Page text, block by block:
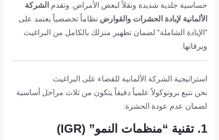
حساسية جلدية شديدة ونقلاً لبعض الأمراض. وتقدم الشركة
الألمانية لإبادة الحشرات والقوارض نظاماً تخصصياً يعتمد على
“الإبادة الشاملة” لضمان تطهير منزلك بالكامل من البراغيث
ويرقاتها.
استراتيجية الشركة الألمانية للقضاء على البراغيث
نحن نتبع بروتوكولاً علمياً دقيقاً يتكون من ثلاث مراحل أساسية
لضمان عدم عودة الحشرة:
1. تقنية “منظمات النمو” (IGR)